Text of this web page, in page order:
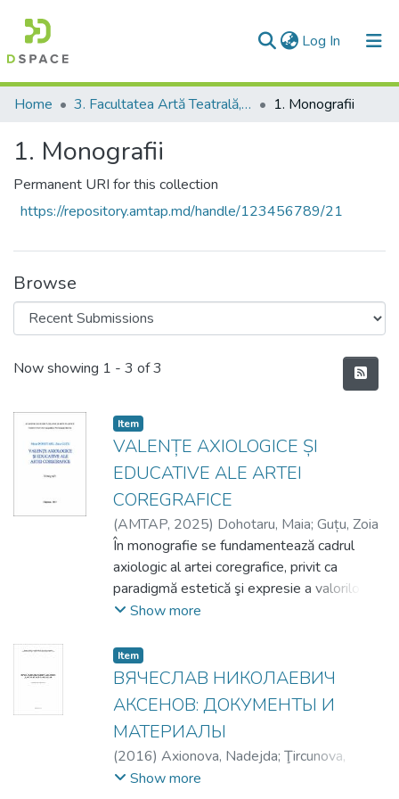
Log In (current)
Communities & Collections
Home 3. Facultatea Artă Teatrală, Coregrafică şi Multimedia 1. Monografii
1. Monografii
Permanent URI for this collection
https://repository.amtap.md/handle/123456789/21
Browse
Recent Submissions
Now showing 1 - 3 of 3
Item
VALENȚE AXIOLOGICE ȘI
EDUCATIVE ALE ARTEI
COREGRAFICE
(AMTAP, 2025) Dohotaru, Maia; Guțu, Zoia
În monografie se fundamentează cadrul
axiologic al artei coregrafice, privit ca
paradigmă estetică şi expresie a valorilor
artistice din perspectivă educaţională pe
valorice şi, în special, a celor estetice la
studenţii coregrafi ce definesc orientările
valorice în contextul interconexiunii acestora
cu sistemul de valori, atitudini şi competenţe
din perspectivă filosofico-estetică,
psihologică, educaţională şi artistică; se
identifică particularităţile pedagogice de
Show more
Item
ВЯЧЕСЛАВ НИКОЛАЕВИЧ
АКСЕНОВ: ДОКУМЕНТЫ И
МАТЕРИАЛЫ
(2016) Axionova, Nadejda; Ţircunova,
Svetlana
Show more